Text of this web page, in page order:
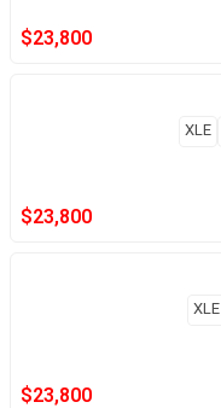
$23,800
XLE
$23,800
XLE
$23,800